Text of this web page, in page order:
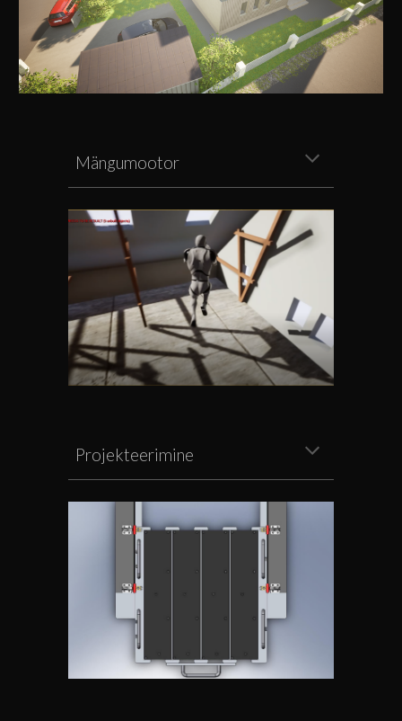
Mängumootor
Projekteerimine